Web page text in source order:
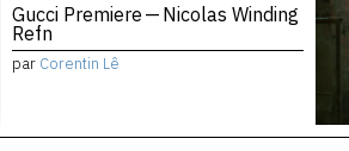
Gucci Premiere — Nicolas Winding
Refn
par Corentin Lê